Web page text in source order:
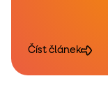
Číst článek